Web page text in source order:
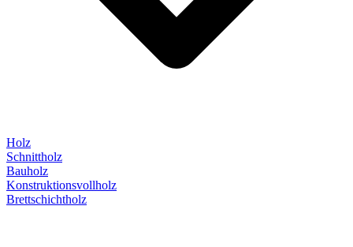
Holz
Schnittholz
Bauholz
Konstruktionsvollholz
Brettschichtholz